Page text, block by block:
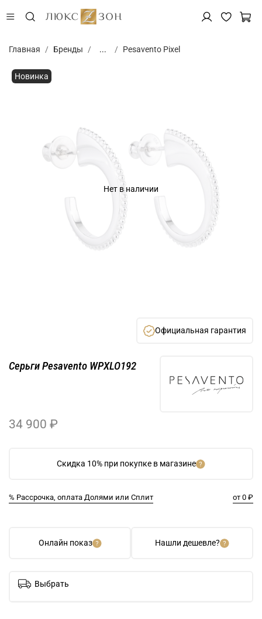
Главная Бренды ... Pesavento Pixel
Нет в наличии
Новинка
Официальная гарантия
Скидка 10% при покупке в магазине
% Рассрочка, оплата Долями или Сплит от 0 ₽
Серьги Pesavento WPXLO192
34 900 ₽
Онлайн показ Нашли дешевле?
Выбрать